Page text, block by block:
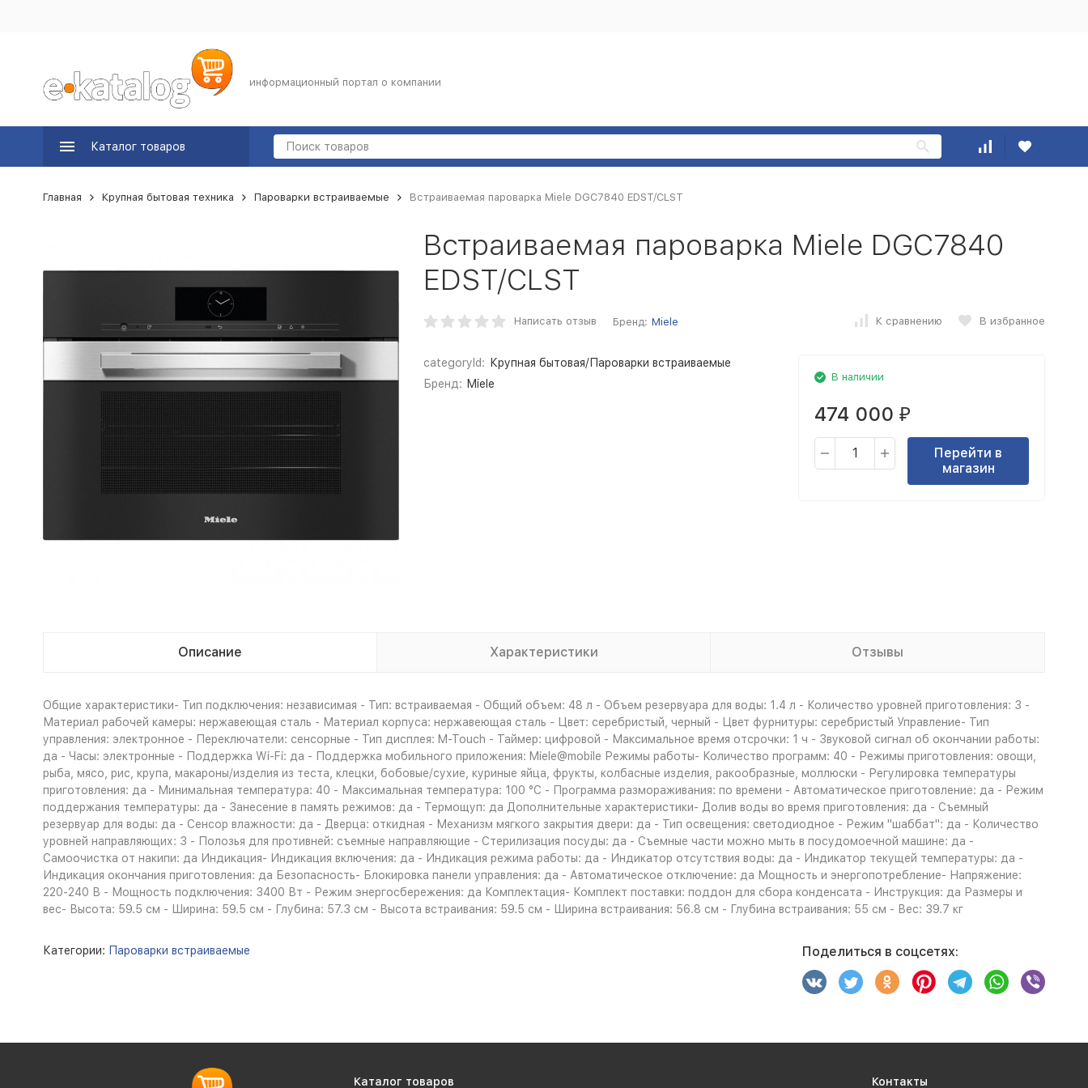
информационный портал о компании
Каталог товаров
Главная Крупная бытовая техника Пароварки встраиваемые Встраиваемая пароварка Miele DGC7840 EDST/CLST
Встраиваемая пароварка Miele DGC7840
EDST/CLST
Написать отзыв Бренд: Miele К сравнению В избранное
categoryId:
Крупная бытовая/Пароварки встраиваемые
Бренд: Miele
В наличии
474 000 ₽
Перейти в
магазин
Описание Характеристики Отзывы
Общие характеристики- Тип подключения: независимая - Тип: встраиваемая - Общий объем: 48 л - Объем резервуара для воды: 1.4 л - Количество уровней приготовления: 3 -
Материал рабочей камеры: нержавеющая сталь - Материал корпуса: нержавеющая сталь - Цвет: серебристый, черный - Цвет фурнитуры: серебристый Управление- Тип
управления: электронное - Переключатели: сенсорные - Тип дисплея: M-Touch - Таймер: цифровой - Максимальное время отсрочки: 1 ч - Звуковой сигнал об окончании работы:
да - Часы: электронные - Поддержка Wi-Fi: да - Поддержка мобильного приложения: Miele@mobile Режимы работы- Количество программ: 40 - Режимы приготовления: овощи,
рыба, мясо, рис, крупа, макароны/изделия из теста, клецки, бобовые/сухие, куриные яйца, фрукты, колбасные изделия, ракообразные, моллюски - Регулировка температуры
приготовления: да - Минимальная температура: 40 - Максимальная температура: 100 °C - Программа размораживания: по времени - Автоматическое приготовление: да - Режим
поддержания температуры: да - Занесение в память режимов: да - Термощуп: да Дополнительные характеристики- Долив воды во время приготовления: да - Съемный
резервуар для воды: да - Сенсор влажности: да - Дверца: откидная - Механизм мягкого закрытия двери: да - Тип освещения: светодиодное - Режим "шаббат": да - Количество
уровней направляющих: 3 - Полозья для противней: съемные направляющие - Стерилизация посуды: да - Съемные части можно мыть в посудомоечной машине: да -
Самоочистка от накипи: да Индикация- Индикация включения: да - Индикация режима работы: да - Индикатор отсутствия воды: да - Индикатор текущей температуры: да -
Индикация окончания приготовления: да Безопасность- Блокировка панели управления: да - Автоматическое отключение: да Мощность и энергопотребление- Напряжение:
220-240 В - Мощность подключения: 3400 Вт - Режим энергосбережения: да Комплектация- Комплект поставки: поддон для сбора конденсата - Инструкция: да Размеры и
вес- Высота: 59.5 см - Ширина: 59.5 см - Глубина: 57.3 см - Высота встраивания: 59.5 см - Ширина встраивания: 56.8 см - Глубина встраивания: 55 см - Вес: 39.7 кг
Категории: Пароварки встраиваемые Поделиться в соцсетях:
Каталог товаров Контакты